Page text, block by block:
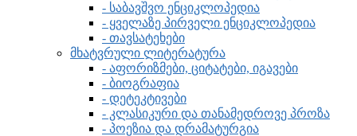
- საბავშვო ენციკლოპედია
- ყველაზე პირველი ენციკლოპედია
- თავსატეხები
მხატვრული ლიტერატურა
- აფორიზმები, ციტატები, იგავები
- ბიოგრაფია
- დეტეკტივები
- კლასიკური და თანამედროვე პროზა
- პოეზია და დრამატურგია